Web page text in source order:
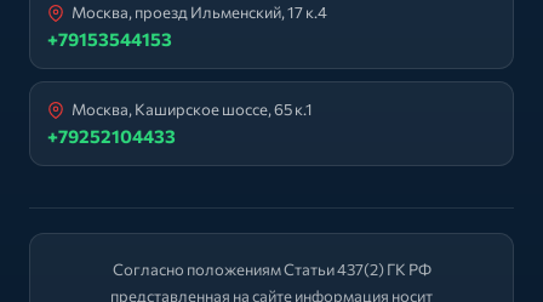
Москва, проезд Ильменский, 17 к.4
+79153544153
Москва, Каширское шоссе, 65 к.1
+79252104433
Согласно положениям Статьи 437(2) ГК РФ
представленная на сайте информация носит